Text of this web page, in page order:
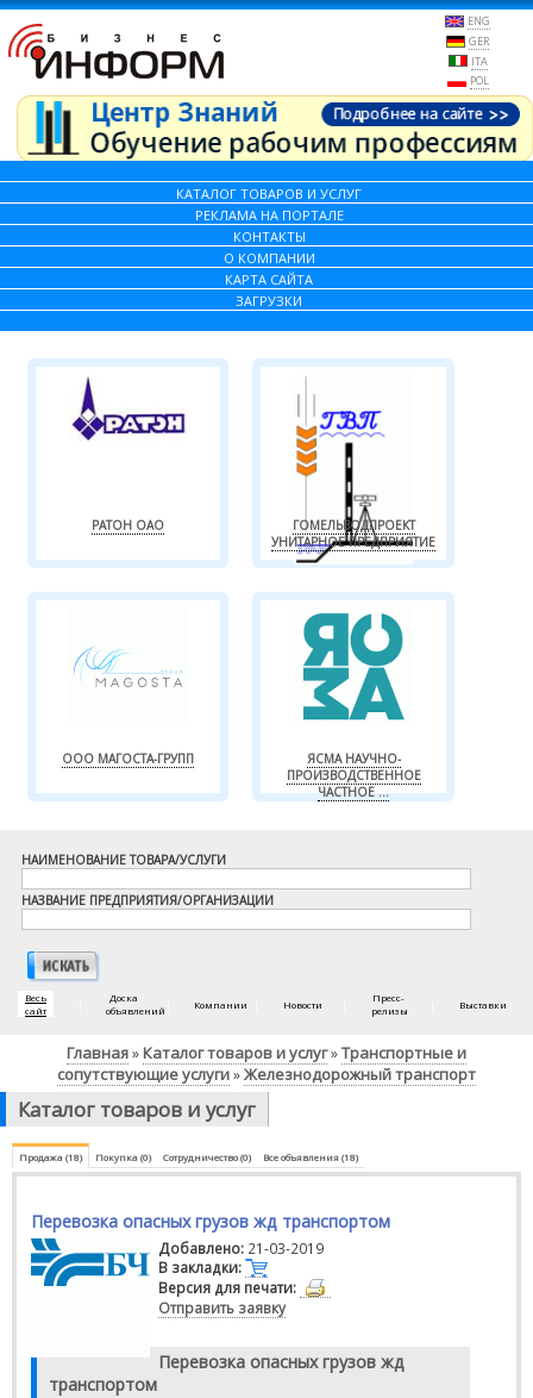
ENG
GER
ITA
POL
КАТАЛОГ ТОВАРОВ И УСЛУГ
РЕКЛАМА НА ПОРТАЛЕ
КОНТАКТЫ
О КОМПАНИИ
КАРТА САЙТА
ЗАГРУЗКИ
РАТОН ОАО
ГОМЕЛЬВОДПРОЕКТ
УНИТАРНОЕ ПРЕДПРИЯТИЕ
ООО МАГОСТА-ГРУПП
ЯСМА НАУЧНО-
ПРОИЗВОДСТВЕННОЕ
ЧАСТНОЕ ...
НАИМЕНОВАНИЕ ТОВАРА/УСЛУГИ
НАЗВАНИЕ ПРЕДПРИЯТИЯ/ОРГАНИЗАЦИИ
Весь
сайт
Доска
объявлений
Компании Новости
Пресс-
релизы
Выставки
Главная» Каталог товаров и услуг»Транспортные и
сопутствующие услуги»Железнодорожный транспорт
Каталог товаров и услуг
Продажа (18) Покупка (0) Сотрудничество (0) Все объявления (18)
Перевозка опасных грузов жд транспортом
Добавлено: 21-03-2019
В закладки:
Версия для печати:
Отправить заявку
Перевозка опасных грузов жд
транспортом